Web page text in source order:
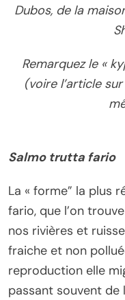
Dubos, de la
Remarquez le «
(voire l’article
Salmo trutta fario
La « forme” la plus
fario, que l’on
nos rivières et
fraiche et non
reproduction elle
passant souvent de